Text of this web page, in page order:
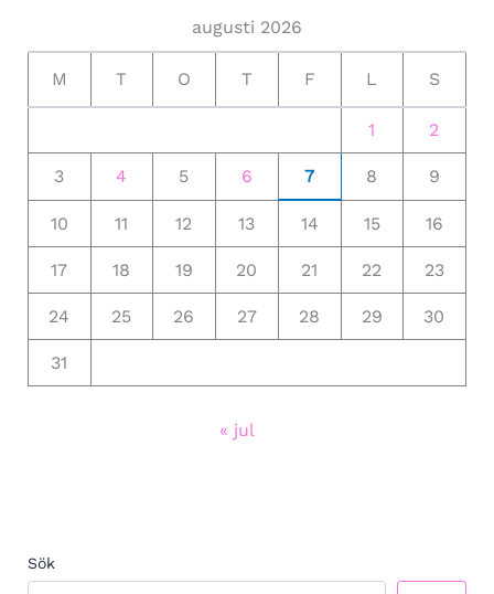
augusti 2026
M T O T F L S
1 2
3 4 5 6 7 8 9
10 11 12 13 14 15 16
17 18 19 20 21 22 23
24 25 26 27 28 29 30
31
« jul
Sök